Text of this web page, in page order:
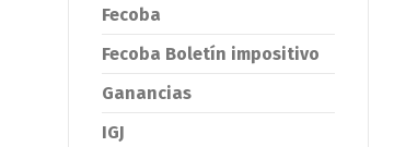
Fecoba
Fecoba Boletín impositivo
Ganancias
IGJ